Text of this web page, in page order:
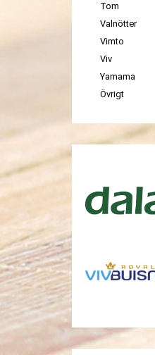
Tom
Valnötter
Vimto
Viv
Yamama
Övrigt